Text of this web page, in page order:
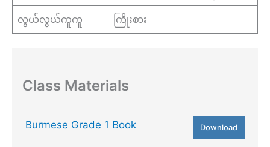
လွယ်လွယ်ကူကူ ကြိုးစား
Class Materials
Burmese Grade 1 Book Download